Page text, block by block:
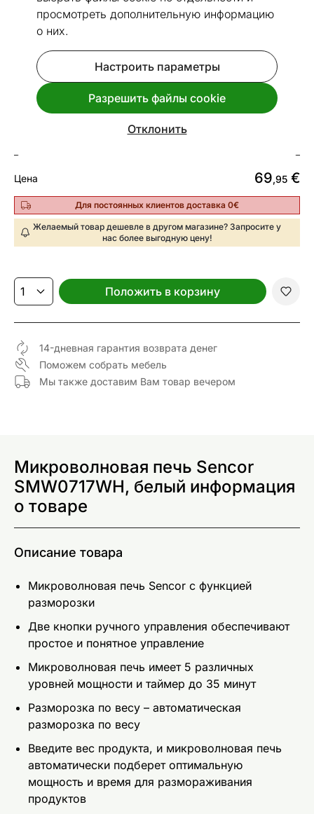
просмотреть дополнительную информацию
о них.
Настроить параметры
Разрешить файлы cookie
Отклонить
Размеры Посмотреть похожие
Быстрая доставка!
Микроволновая печь Sencor
SMW0717WH, белый
Код 486133
Срок доставки между 13.08 - 20.08
Цена 69,95 €
Для постоянных клиентов доставка 0€
Желаемый товар дешевле в другом магазине? Запросите у
нас более выгодную цену!
Положить в корзину
14-дневная гарантия возврата денег
Поможем собрать мебель
Мы также доставим Вам товар вечером
Микроволновая печь Sencor
SMW0717WH, белый информация
о товаре
Описание товара
Микроволновая печь Sencor с функцией
разморозки
Две кнопки ручного управления обеспечивают
простое и понятное управление
Микроволновая печь имеет 5 различных
уровней мощности и таймер до 35 минут
Разморозка по весу – автоматическая
разморозка по весу
Введите вес продукта, и микроволновая печь
автоматически подберет оптимальную
мощность и время для размораживания
продуктов